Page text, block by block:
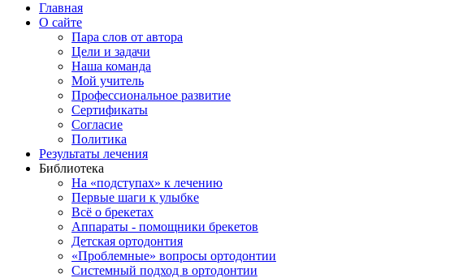
Главная
О сайте
Пара слов от автора
Цели и задачи
Наша команда
Мой учитель
Профессиональное развитие
Сертификаты
Согласие
Политика
Результаты лечения
Библиотека
На «подступах» к лечению
Первые шаги к улыбке
Всё о брекетах
Аппараты - помощники брекетов
Детская ортодонтия
«Проблемные» вопросы ортодонтии
Системный подход в ортодонтии